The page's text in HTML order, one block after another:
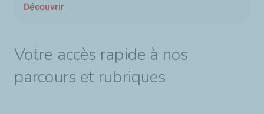
Découvrir
Votre accès rapide à nos
parcours et rubriques